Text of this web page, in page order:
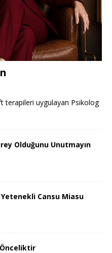
terapileri uygulayan Psikolog
Olduğunu Unutmayın
Cansu Miasu